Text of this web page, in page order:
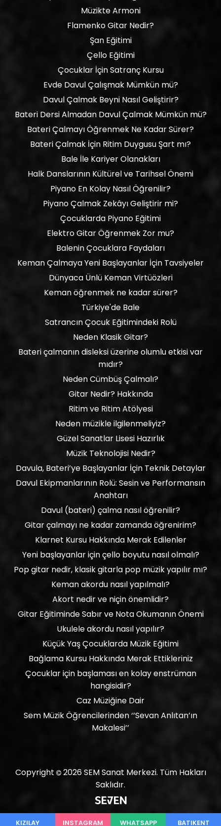
Müzikte Armoni
Flamenko Gitar Nedir?
Şan Eğitimi
Çello Eğitimi
Çocuklar İçin Satranç Kursu
Evde Davul Çalışmak Mümkün mü?
Davul Çalmak Beyni Nasıl Geliştirir?
Bateri Dersi Almadan Davul Çalmak Mümkün mü?
Bateri Çalmayı Öğrenmek Ne Kadar Sürer?
Bateri Çalmak İçin Ritim Duygusu Şart mı?
Bale İle Kariyer Olanakları
Halk Danslarının Kültürel ve Tarihsel Önemi
Piyano En Kolay Nasıl Öğrenilir?
Piyano Çalmak Zekâyı Geliştirir mi?
Çocuklarda Piyano Eğitimi
Elektro Gitar Öğrenmek Zor mu?
Balenin Çocuklara Faydaları
Keman Çalmaya Yeni Başlayanlar İçin Tavsiyeler
Dünyaca Ünlü Keman Virtüözleri
Keman öğrenmek ne kadar sürer?
Türkiye'de Bale
Satrancın Çocuk Eğitimindeki Rolü
Neden Klasik Gitar?
Bateri çalmanın disleksi üzerine olumlu etkisi var
mıdır?
Neden Cümbüş Çalmalı?
Gitar Nedir? Hakkında
Ritim ve Ritim Atölyesi
Neden müzikle ilgilenmeliyiz?
Güzel Sanatlar Lisesi Hazırlık
Müzik Teknolojisi Nedir?
Davula, Bateri’ye Başlayanlar İçin Teknik Detaylar
Davul Ekipmanlarının Rolü: Sesin ve Performansın
Anahtarı
Davul (bateri) çalma nasıl öğrenilir?
Gitar çalmayı ne kadar zamanda öğrenirim?
Klarnet Kursu Hakkında Merak Edilenler
Yeni başlayanlar için çello boyutu nasıl olmalı?
Pop gitar nedir, klasik gitarla pop müzik yapılır mı?
Keman akordu nasıl yapılmalı?
Akort nedir ve niçin önemlidir?
Gitar Eğitiminde Sabır ve Nota Okumanın Önemi
Ukulele akordu nasıl yapılır?
Küçük Yaş Çocuklarda Müzik Eğitimi
Bağlama Kursu Hakkında Merak Ettikleriniz
Çocuklar için başlaması en kolay enstrüman
hangisidir?
Caz Müziğine Dair
Sem Müzik Öğrencilerinden ‘’Sevan Anlıtan’ın
Makalesi’’
Copyright 2026SEM Sanat Merkezi. Tüm Hakları
Saklıdır.
KIZILAY INSTAGRAM WHATSAPP BATIKENT